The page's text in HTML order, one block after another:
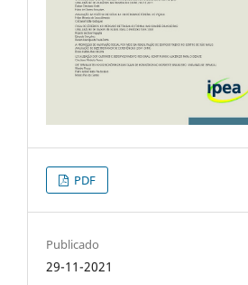
PDF
Publicado
29-11-2021